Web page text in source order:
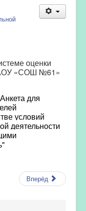
оценки
«СОШ №61»
Анкета для
условий
деятельности
"
Вперёд